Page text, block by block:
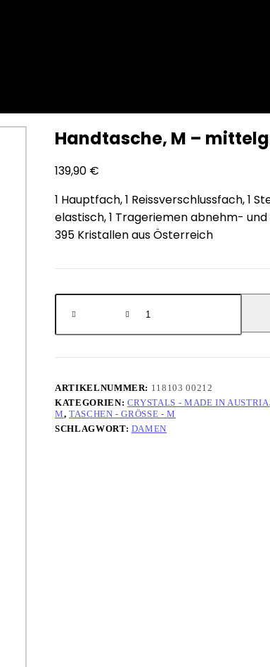
Handtasche, M –
139,90 €
1 Hauptfach, 1 Reissverschlussfach, 1
elastisch, 1 Trageriemen abnehm-
395 Kristallen aus Österreich
Handtasche,
mittelgroß
ARTIKELNUMMER: 118103 00212
KATEGORIEN: CRYSTALS - MADE IN AUSTRIA
, TASCHEN - GRÖSSE - M
SCHLAGWORT: DAMEN